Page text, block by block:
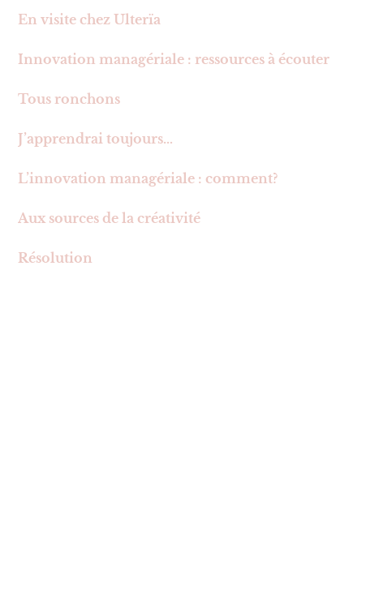
En visite chez Ulterïa
Innovation managériale : ressources à écouter
Tous ronchons
J’apprendrai toujours…
L’innovation managériale : comment?
Aux sources de la créativité
Résolution